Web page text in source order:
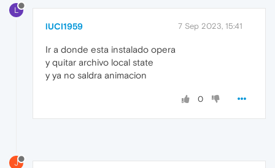
L
lUCI1959 7 Sep 2023, 15:41
Ir a donde esta instalado opera
y quitar archivo local state
y ya no saldra animacion
0
J